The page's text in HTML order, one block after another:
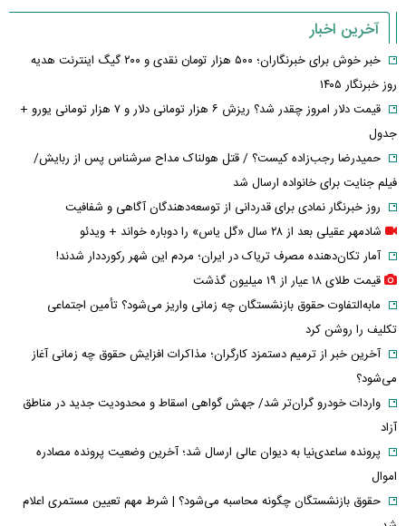
آخرین اخبار
خبر خوش برای خبرنگاران؛ ۵۰۰ هزار تومان نقدی و ۲۰۰ گیگ اینترنت هدیه
روز خبرنگار ۱۴۰۵
قیمت دلار امروز چقدر شد؟ ریزش ۶ هزار تومانی دلار و ۷ هزار تومانی یورو +
جدول
حمیدرضا رجب‌زاده کیست؟ / قتل هولناک مداح سرشناس پس از ربایش/
فیلم جنایت برای خانواده ارسال شد
روز خبرنگار نمادی برای قدردانی از توسعه‌دهندگان آگاهی و شفافیت
شادمهر عقیلی بعد از ۲۸ سال «گل یاس» را دوباره خواند + ویدئو
آمار تکان‌دهنده مصرف تریاک در ایران؛ مردم این شهر رکورددار شدند!
قیمت طلای ۱۸ عیار از ۱۹ میلیون گذشت
مابه‌التفاوت حقوق بازنشستگان چه زمانی واریز می‌شود؟ تأمین اجتماعی
تکلیف را روشن کرد
آخرین خبر از ترمیم دستمزد کارگران؛ مذاکرات افزایش حقوق چه زمانی آغاز
می‌شود؟
واردات خودرو گران‌تر شد/ جهش گواهی اسقاط و محدودیت جدید در مناطق
آزاد
پرونده ساعدی‌نیا به دیوان عالی ارسال شد؛ آخرین وضعیت پرونده مصادره
اموال
حقوق بازنشستگان چگونه محاسبه می‌شود؟ | شرط مهم تعیین مستمری اعلام